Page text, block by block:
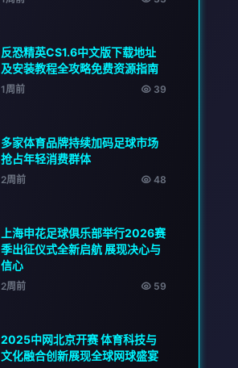
反恐精英CS1.6中文版下载地址
及安装教程全攻略免费资源指南
1周前 39
多家体育品牌持续加码足球市场
抢占年轻消费群体
2周前 48
上海申花足球俱乐部举行2026赛
季出征仪式全新启航 展现决心与
信心
2周前 59
2025中网北京开赛 体育科技与
文化融合创新展现全球网球盛宴